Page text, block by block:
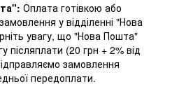
Оплата готівкою або
у відділенні "Нова
увагу, що "Нова Пошта"
післяплати (20 грн + 2% від
замовлення
передоплати.